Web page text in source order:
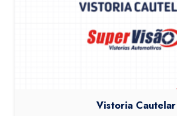
Vistoria Cautelar